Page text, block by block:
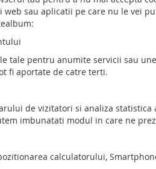
sau aplicatii pe care nu le vei
tale pentru anumite servicii sau
fi aportate de catre terti.
de vizitatori si analiza
imbunatati modul in care ne
calculatorului,